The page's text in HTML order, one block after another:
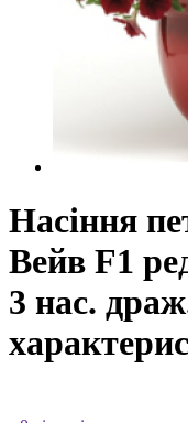
Насіння
Вейв F1
3 нас.